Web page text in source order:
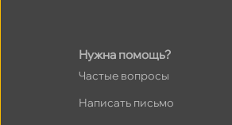
бесплатно
пр. 92 к.1
Нужна помощь?
Частые вопросы
Написать письмо